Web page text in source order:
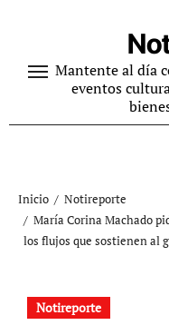
contenidoMantente al día
eventos
Inicio
Notireporte
María Corina Machado
los flujos que sostienen al
Notireporte